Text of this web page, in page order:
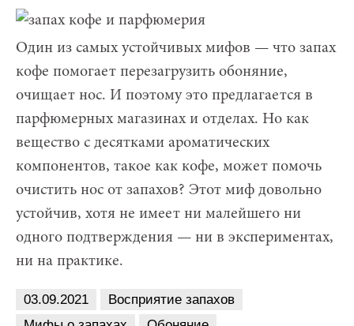
Один из самых устойчивых мифов — что запах
кофе помогает перезагрузить обоняние,
очищает нос. И поэтому это предлагается в
парфюмерных магазинах и отделах. Но как
вещество с десятками ароматических
компонентов, такое как кофе, может помочь
очистить нос от запахов? Этот миф довольно
устойчив, хотя не имеет ни малейшего ни
одного подтверждения — ни в экспериментах,
ни на практике.
03.09.2021
Восприятие запахов